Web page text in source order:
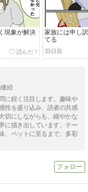
現象が解決
家族には申し
てる
33日前
続
に鋭く注目します。趣味や
性を盛り込み、読者の共感
切にしながらも、細やかな
に描き出しています。テー
、ペットに至るまで、多彩